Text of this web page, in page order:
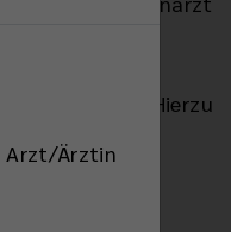
Hierzu
Arzt/Ärztin